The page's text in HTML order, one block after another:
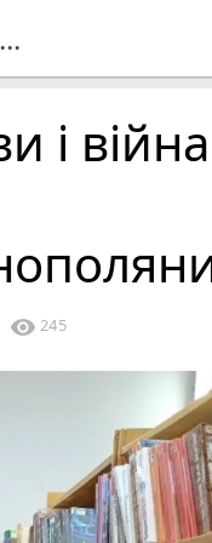
...
і
visibility 245